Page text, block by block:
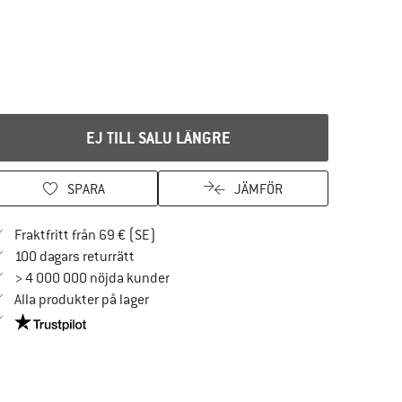
EJ TILL SALU LÄNGRE
SPARA JÄMFÖR
Fraktfritt från 69 € (SE)
100 dagars returrättGå till returpolicyn här Öppnas i en inforuta
> 4 000 000 nöjda kunder
Alla produkter på lager
Trust Pilot-garanti - hitta all information här!